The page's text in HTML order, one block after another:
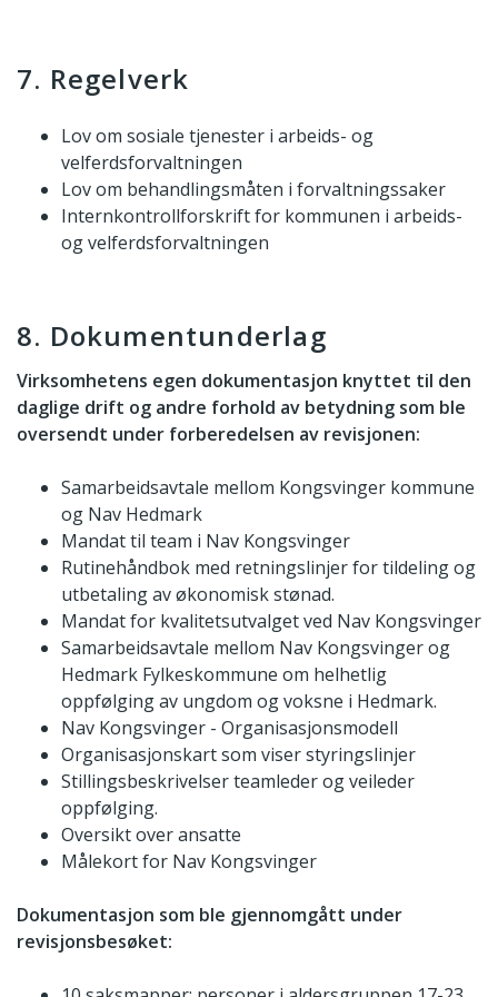
7. Regelverk
Lov om sosiale tjenester i arbeids- og
velferdsforvaltningen
Lov om behandlingsmåten i forvaltningssaker
Internkontrollforskrift for kommunen i arbeids-
og velferdsforvaltningen
8. Dokumentunderlag
Virksomhetens egen dokumentasjon knyttet til den
daglige drift og andre forhold av betydning som ble
oversendt under forberedelsen av revisjonen:
Samarbeidsavtale mellom Kongsvinger kommune
og Nav Hedmark
Mandat til team i Nav Kongsvinger
Rutinehåndbok med retningslinjer for tildeling og
utbetaling av økonomisk stønad.
Mandat for kvalitetsutvalget ved Nav Kongsvinger
Samarbeidsavtale mellom Nav Kongsvinger og
Hedmark Fylkeskommune om helhetlig
oppfølging av ungdom og voksne i Hedmark.
Nav Kongsvinger - Organisasjonsmodell
Organisasjonskart som viser styringslinjer
Stillingsbeskrivelser teamleder og veileder
oppfølging.
Oversikt over ansatte
Målekort for Nav Kongsvinger
Dokumentasjon som ble gjennomgått under
revisjonsbesøket: